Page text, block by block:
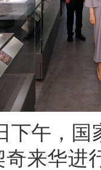
下午，
来华进